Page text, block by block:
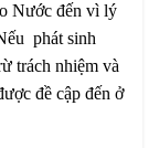
Nước đến vì lý
phát sinh
trách nhiệm và
đề cập đến ở